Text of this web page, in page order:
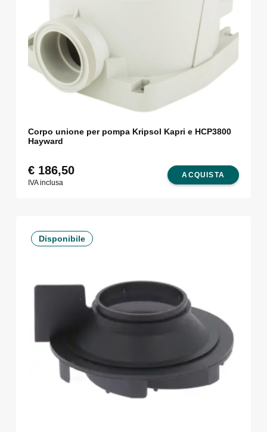
Corpo unione per pompa Kripsol Kapri e HCP3800
Hayward
ACQUISTA
€186,50
IVA inclusa
Disponibile